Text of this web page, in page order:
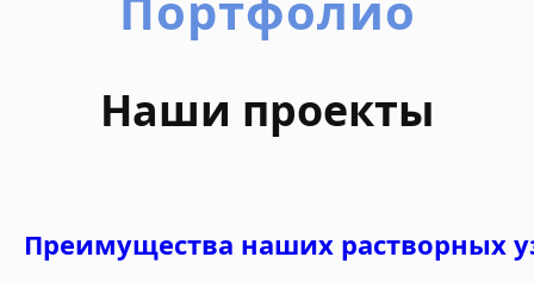
Наши проекты
Преимущества наших растворных